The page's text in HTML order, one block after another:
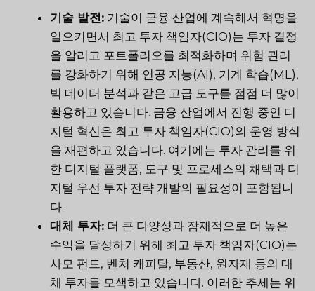
기술 발전: 기술이 금융 산업에 계속해서 혁명을
일으키면서 최고 투자 책임자(CIO)는 투자 결정
을 알리고 포트폴리오를 최적화하며 위험 관리
를 강화하기 위해 인공 지능(AI), 기계 학습(ML),
빅 데이터 분석과 같은 고급 도구를 점점 더 많이
활용하고 있습니다. 금융 산업에서 진행 중인 디
지털 혁신은 최고 투자 책임자(CIO)의 운영 방식
을 재편하고 있습니다. 여기에는 투자 관리를 위
한 디지털 플랫폼, 도구 및 프로세스의 채택과 디
지털 우선 투자 전략 개발의 필요성이 포함됩니
다.
대체 투자: 더 큰 다양성과 잠재적으로 더 높은
수익을 달성하기 위해 최고 투자 책임자(CIO)는
사모 펀드, 벤처 캐피탈, 부동산, 원자재 등의 대
체 투자를 모색하고 있습니다. 이러한 추세는 위